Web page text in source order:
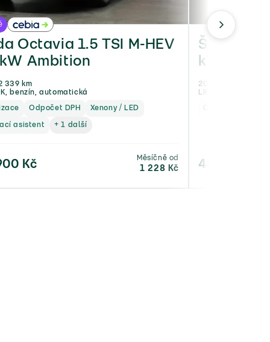
Octavia 1.5 TSI M-HEV
Ambition
339 km
benzín, automatická
Odpočet DPH Xenony / LED
asistent + 1 další
Kč
Měsíčně od
1 228 Kč
ojeté
Škoda
kW
2023, 35 681 km
449 900 Kč